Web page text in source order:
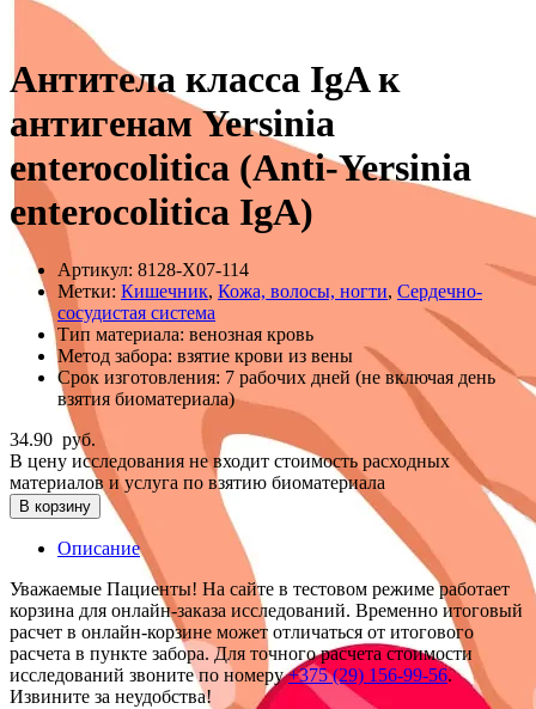
Антитела класса IgA к
антигенам Yersinia
еnterocolitica (Аnti-Yersinia
enterocolitica IgA)
Артикул: 8128-Х07-114
Метки: Кишечник, Кожа, волосы, ногти, Сердечно-
сосудистая система
Тип материала: венозная кровь
Метод забора: взятие крови из вены
Срок изготовления: 7 рабочих дней (не включая день
взятия биоматериала)
34.90 руб.
В цену исследования не входит стоимость расходных
материалов и услуга по взятию биоматериала
В корзину
Описание
Уважаемые Пациенты! На сайте в тестовом режиме работает
корзина для онлайн-заказа исследований. Временно итоговый
расчет в онлайн-корзине может отличаться от итогового
расчета в пункте забора. Для точного расчета стоимости
исследований звоните по номеру+375 (29) 156-99-56.
Извините за неудобства!